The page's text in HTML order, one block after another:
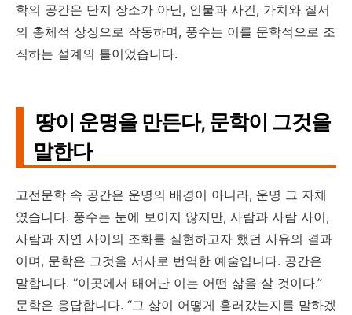
학의 공간은 단지 장소가 아닌, 인물과 사건, 가치와 질서
의 총체적 상징으로 작동하며, 풍수는 이를 문학적으로 조
직하는 설계의 틀이었습니다.
땅이 운명을 만든다, 문학이 그것을
말한다
고전문학 속 공간은 운명의 배경이 아니라, 운명 그 자체
였습니다. 풍수는 눈에 보이지 않지만, 사람과 사람 사이,
사람과 자연 사이의 조화를 실현하고자 했던 사유의 결과
이며, 문학은 그것을 서사로 번역한 예술입니다. 공간은
말합니다. “이곳에서 태어난 이는 어떤 삶을 살 것이다.”
문학은 응답합니다. “그 삶이 어떻게 흘러갔는지를 말하겠